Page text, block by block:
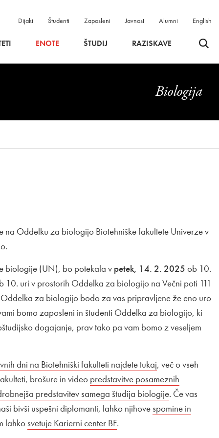
Dijaki Študenti Zaposleni Javnost Alumni English
ENOTE ŠTUDIJ RAZISKAVE Odpri
Biologija
na Oddelku za biologijo Biotehniške fakultete Univerze v
biologije (UN), bo potekala v petek, 14. 2. 2025 ob 10.
10. uri v prostorih Oddelka za biologijo na Večni poti 111
Oddelka za biologijo bodo za vas pripravljene že eno uro
bomo zaposleni in študenti Oddelka za biologijo, ki
dogajanje, prav tako pa vam bomo z veseljem
na
dni na Biotehniški fakulteti najdete tukajOdpira se v
, več o vseh
brošure in video Zunanja povezava na
predstavitve posameznih
novem oknu
povezava na
predstavitev samega študija biologijeOdpira se v
. Če vas
bivši uspešni diplomanti, lahko njihove Zunanja
spomine in
lahko Zunanja povezava na
svetuje Karierni center BFOdpira se v novem oknu
.